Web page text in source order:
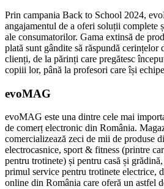
Prin campania Back to School 2024,
angajamentul de a oferi soluții complete
ale consumatorilor. Gama extinsă de
plată sunt gândite să răspundă cerințelor
clienți, de la părinți care pregătesc
copiii lor, până la profesori care își
evoMAG
evoMAG este una dintre cele mai
de comerț electronic din România.
comercializează zeci de mii de produse
electrocasnice, sport & fitness (printre
pentru trotinete) și pentru casă și
primul service pentru trotinete electrice,
online din România care oferă un astfel